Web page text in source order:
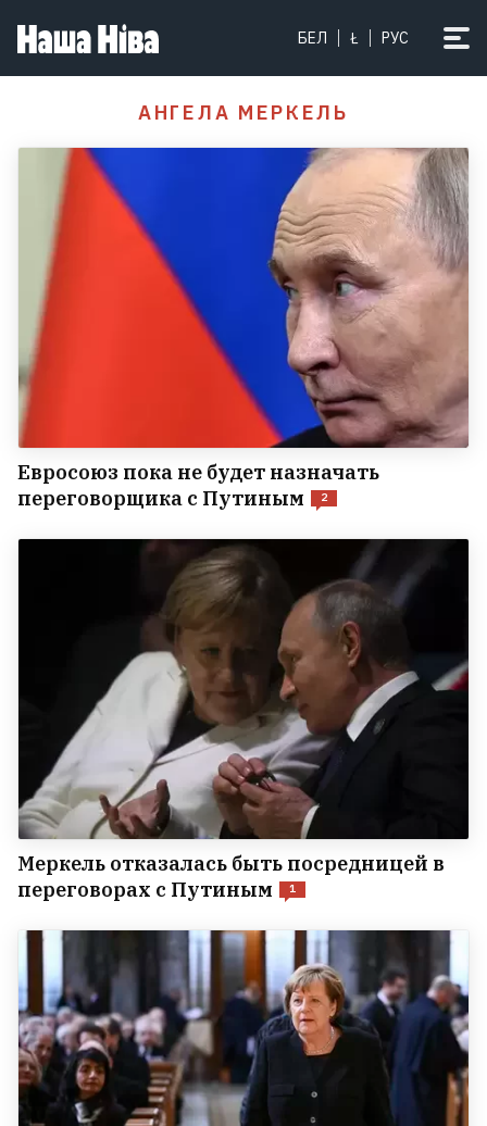
БЕЛ Ł РУС
АНГЕЛА МЕРКЕЛЬ
Евросоюз пока не будет назначать
переговорщика с Путиным
2
Меркель отказалась быть посредницей в
переговорах с Путиным
1